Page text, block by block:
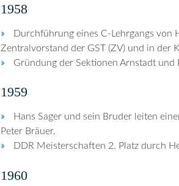
1958
Durchführung eines C-Lehrgangs von
Zentralvorstand der GST (ZV) und in der
Gründung der Sektionen Arnstadt und
1959
Hans Sager und sein Bruder leiten
Peter Bräuer.
DDR Meisterschaften 2. Platz durch
1960